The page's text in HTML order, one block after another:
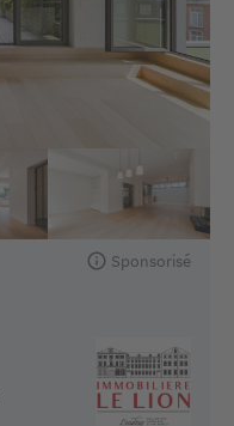
Sponsorisé